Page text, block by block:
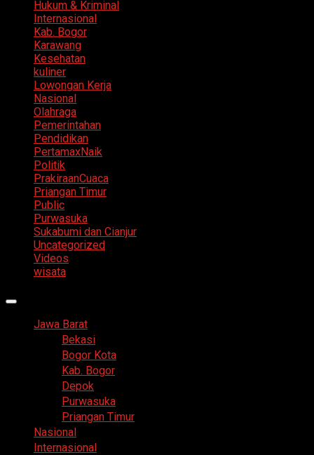
Hukum & Kriminal
Internasional
Kab. Bogor
Karawang
Kesehatan
kuliner
Lowongan Kerja
Nasional
Olahraga
Pemerintahan
Pendidikan
PertamaxNaik
Politik
PrakiraanCuaca
Priangan Timur
Public
Purwasuka
Sukabumi dan Cianjur
Uncategorized
Videos
wisata
Primary
Jawa Barat
Bekasi
Bogor Kota
Kab. Bogor
Depok
Purwasuka
Priangan Timur
Nasional
Internasional